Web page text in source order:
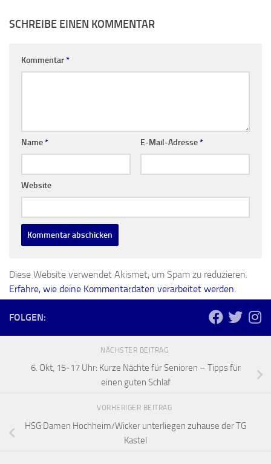
SCHREIBE EINEN KOMMENTAR
Kommentar*
Name* E-Mail-Adresse*
Website
Diese Website verwendet Akismet, um Spam zu reduzieren.
Erfahre, wie deine Kommentardaten verarbeitet werden.
FOLGEN:
NÄCHSTER BEITRAG
6. Okt, 15-17 Uhr: Kurze Nächte für Senioren – Tipps für
einen guten Schlaf
VORHERIGER BEITRAG
HSG Damen Hochheim/Wicker unterliegen zuhause der TG
Kastel